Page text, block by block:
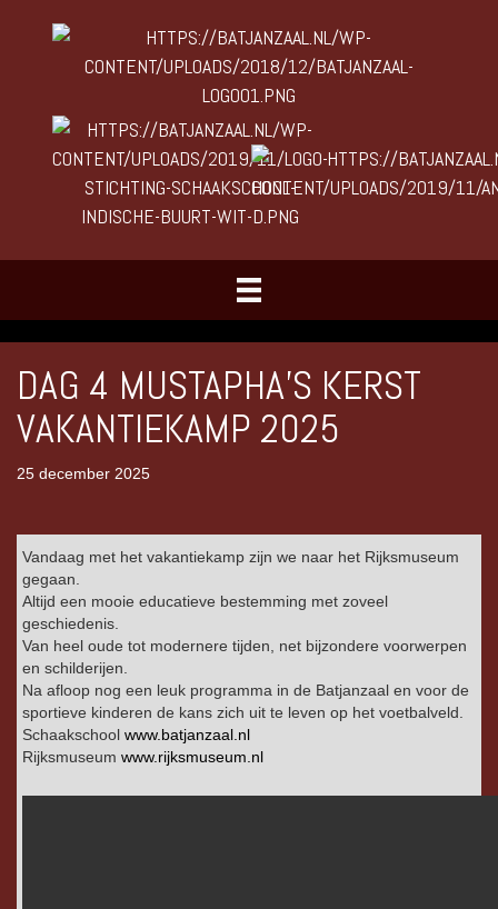
DAG 4 MUSTAPHA’S KERST
VAKANTIEKAMP 2025
25 december 2025
Vandaag met het vakantiekamp zijn we naar het Rijksmuseum
gegaan.
Altijd een mooie educatieve bestemming met zoveel
geschiedenis.
Van heel oude tot modernere tijden, net bijzondere voorwerpen
en schilderijen.
Na afloop nog een leuk programma in de Batjanzaal en voor de
sportieve kinderen de kans zich uit te leven op het voetbalveld.
Schaakschool www.batjanzaal.nl
Rijksmuseum www.rijksmuseum.nl